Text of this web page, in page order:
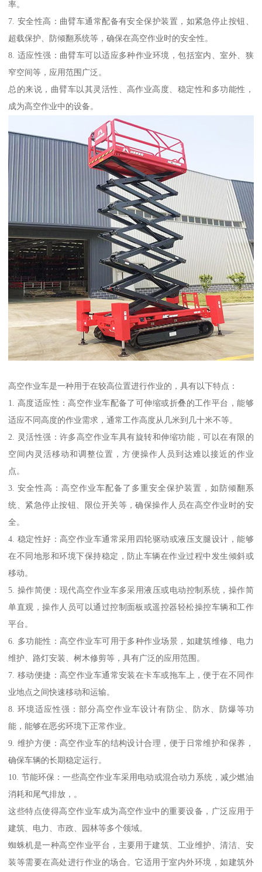
率。
7. 安全性高：曲臂车通常配备有安全保护装置，如紧急停止按钮、
超载保护、防倾翻系统等，确保在高空作业时的安全性。
8. 适应性强：曲臂车可以适应多种作业环境，包括室内、室外、狭
窄空间等，应用范围广泛。
总的来说，曲臂车以其灵活性、高作业高度、稳定性和多功能性，
成为高空作业中的设备。
高空作业车是一种用于在较高位置进行作业的，具有以下特点：
1. 高度适应性：高空作业车配备了可伸缩或折叠的工作平台，能够
适应不同高度的作业需求，通常工作高度从几米到几十米不等。
2. 灵活性强：许多高空作业车具有旋转和伸缩功能，可以在有限的
空间内灵活移动和调整位置，方便操作人员到达难以接近的作业
点。
3. 安全性高：高空作业车配备了多重安全保护装置，如防倾翻系
统、紧急停止按钮、限位开关等，确保操作人员在高空作业时的安
全。
4. 稳定性好：高空作业车通常采用四轮驱动或液压支腿设计，能够
在不同地形和环境下保持稳定，防止车辆在作业过程中发生倾斜或
移动。
5. 操作简便：现代高空作业车多采用液压或电动控制系统，操作简
单直观，操作人员可以通过控制面板或遥控器轻松操控车辆和工作
平台。
6. 多功能性：高空作业车可用于多种作业场景，如建筑维修、电力
维护、路灯安装、树木修剪等，具有广泛的应用范围。
7. 移动便捷：高空作业车通常安装在卡车或拖车上，便于在不同作
业地点之间快速移动和运输。
8. 环境适应性强：部分高空作业车设计有防尘、防水、防爆等功
能，能够在恶劣环境下正常作业。
9. 维护方便：高空作业车的结构设计合理，便于日常维护和保养，
确保车辆的长期稳定运行。
10. 节能环保：一些高空作业车采用电动或混合动力系统，减少燃油
消耗和尾气排放，。
这些特点使得高空作业车成为高空作业中的重要设备，广泛应用于
建筑、电力、市政、园林等多个领域。
蜘蛛机是一种高空作业平台，主要用于建筑、工业维护、清洁、安
装等需要在高处进行作业的场合。它适用于室内外环境，如建筑外